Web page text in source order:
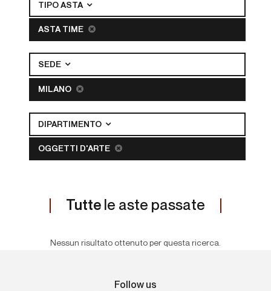
TIPO ASTA
ASTA TIME
SEDE
MILANO
DIPARTIMENTO
OGGETTI D'ARTE
Tutte le aste passate
Nessun risultato ottenuto per questa ricerca.
Follow us